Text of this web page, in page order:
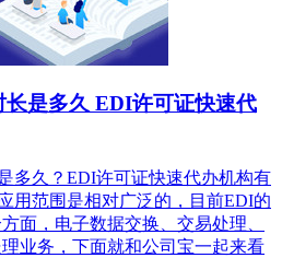
是多久 EDI许可证快速代
多久？EDI许可证快速代办机构有
用范围是相对广泛的，目前EDI的
面，电子数据交换、交易处理、
业务，下面就和公司宝一起来看